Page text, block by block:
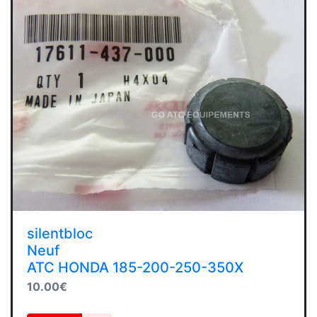
silentbloc
Neuf
ATC HONDA 185-200-250-350X
10.00€